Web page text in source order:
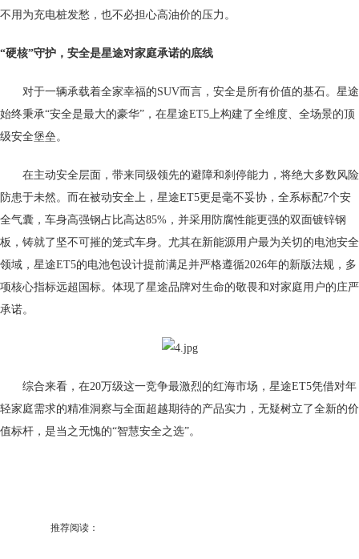
不用为充电桩发愁，也不必担心高油价的压力。
“硬核”守护 ， 安全是星途对家庭承诺的底线
对于一辆承载着全家幸福的SUV而言，安全是所有价值的基石。星途
始终秉承“安全是最大的豪华”，在星途ET5上构建了全维度、全场景的顶
级安全堡垒。
在主动安全层面，带来同级领先的避障和刹停能力，将绝大多数风险
防患于未然。而在被动安全上，星途ET5更是毫不妥协，全系标配7个安
全气囊，车身高强钢占比高达85%，并采用防腐性能更强的双面镀锌钢
板，铸就了坚不可摧的笼式车身。尤其在新能源用户最为关切的电池安全
领域，星途ET5的电池包设计提前满足并严格遵循2026年的新版法规，多
项核心指标远超国标。体现了星途品牌对生命的敬畏和对家庭用户的庄严
承诺。
综合来看，在20万级这一竞争最激烈的红海市场，星途ET5凭借对年
轻家庭需求的精准洞察与全面超越期待的产品实力，无疑树立了全新的价
值标杆，是当之无愧的“智慧安全之选”。
推荐阅读：